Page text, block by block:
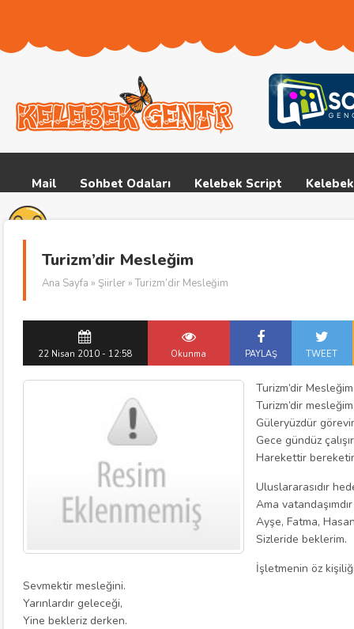
Mail Sohbet Odaları Kelebek Script
Turizm’dir Mesleğim
Ana Sayfa » Şiirler » Turizm’dir Mesleğim
22 Nisan 2010 - 12:58 Okunma PAYLAŞ TWEET
Turizm’dir Mesleğim
Turizm’dir
Güleryüzdür
Gece gündüz
Harekettir
Uluslararasıdır
Ama
Ayşe, Fatma,
Sizleride beklerim.
İşletmenin öz
Sevmektir mesleğini.
Yarınlardır geleceği,
Yine bekleriz derken.